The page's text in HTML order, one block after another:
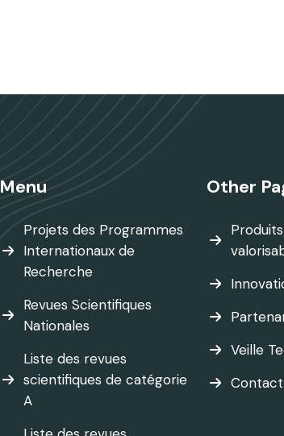
Menu
Projets des Programmes
Internationaux de
Recherche
Revues Scientifiques
Nationales
Liste des revues
scientifiques de catégorie
A
Other
Veille
Contact